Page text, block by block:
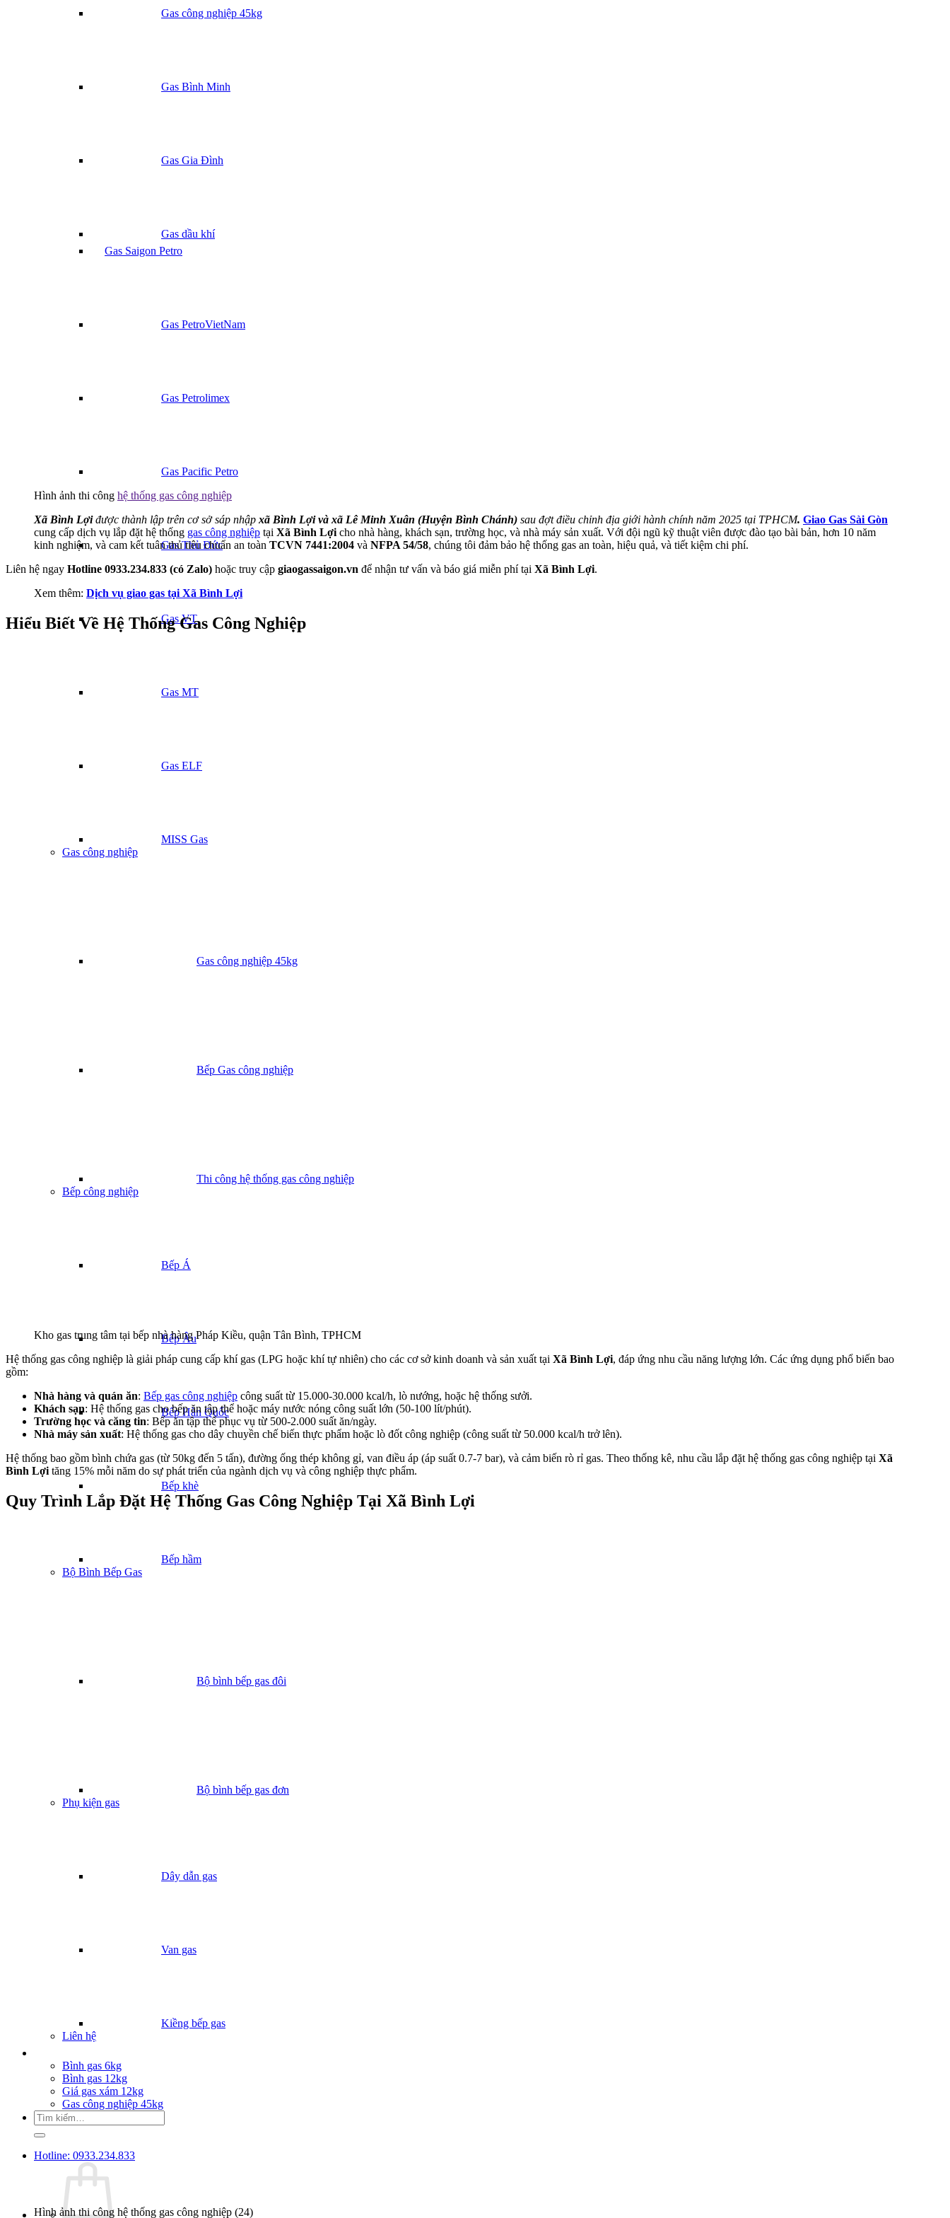
Gas công nghiệp 45kg
Gas Bình Minh
Gas Gia Đình
Gas dầu khí
Gas Saigon Petro
Gas PetroVietNam
Gas Petrolimex
Gas Pacific Petro
Gas Thủ Đức
Gas VT
Gas MT
Gas ELF
MISS Gas
Gas công nghiệp
Gas công nghiệp 45kg
Bếp Gas công nghiệp
Thi công hệ thống gas công nghiệp
Bếp công nghiệp
Bếp Á
Bếp Âu
Bếp Hàn Quốc
Bếp khè
Bếp hầm
Bộ Bình Bếp Gas
Bộ bình bếp gas đôi
Bộ bình bếp gas đơn
Phụ kiện gas
Dây dẫn gas
Van gas
Kiềng bếp gas
Liên hệ
Bình gas 6kg
Bình gas 12kg
Giá gas xám 12kg
Gas công nghiệp 45kg
Tìm
kiếm:
Hotline: 0933.234.833
Hình ảnh thi công hệ thống gas công nghiệp
Xã Bình Lợiđược thành lập trên cơ sở sáp nhập xã Bình Lợi và xã Lê Minh Xuân (Huyện Bình Chánh) sau đợt điều chỉnh địa giới hành chính năm 2025 tại TPHCM. Giao Gas Sài Gòn
cung cấp dịch vụ lắp đặt hệ thống gas công nghiệp tại Xã Bình Lợi cho nhà hàng, khách sạn, trường học, và nhà máy sản xuất. Với đội ngũ kỹ thuật viên được đào tạo bài bản, hơn 10 năm
kinh nghiệm, và cam kết tuân thủ tiêu chuẩn an toàn TCVN 7441:2004 và NFPA 54/58, chúng tôi đảm bảo hệ thống gas an toàn, hiệu quả, và tiết kiệm chi phí.
Liên hệ ngay Hotline 0933.234.833 (có Zalo) hoặc truy cập giaogassaigon.vn để nhận tư vấn và báo giá miễn phí tại Xã Bình Lợi.
Xem thêm: Dịch vụ giao gas tại Xã Bình Lợi
Hiểu Biết Về Hệ Thống Gas Công Nghiệp
Kho gas trung tâm tại bếp nhà hàng Pháp Kiều, quận Tân Bình, TPHCM
Hệ thống gas công nghiệp là giải pháp cung cấp khí gas (LPG hoặc khí tự nhiên) cho các cơ sở kinh doanh và sản xuất tại Xã Bình Lợi, đáp ứng nhu cầu năng lượng lớn. Các ứng dụng phổ biến bao
gồm:
Nhà hàng và quán ăn: Bếp gas công nghiệp công suất từ 15.000-30.000 kcal/h, lò nướng, hoặc hệ thống sưởi.
Khách sạn: Hệ thống gas cho bếp ăn tập thể hoặc máy nước nóng công suất lớn (50-100 lít/phút).
Trường học và căng tin: Bếp ăn tập thể phục vụ từ 500-2.000 suất ăn/ngày.
Nhà máy sản xuất: Hệ thống gas cho dây chuyền chế biến thực phẩm hoặc lò đốt công nghiệp (công suất từ 50.000 kcal/h trở lên).
Hệ thống bao gồm bình chứa gas (từ 50kg đến 5 tấn), đường ống thép không gỉ, van điều áp (áp suất 0.7-7 bar), và cảm biến rò rỉ gas. Theo thống kê, nhu cầu lắp đặt hệ thống gas công nghiệp tại Xã
Bình Lợi tăng 15% mỗi năm do sự phát triển của ngành dịch vụ và công nghiệp thực phẩm.
Quy Trình Lắp Đặt Hệ Thống Gas Công Nghiệp Tại Xã Bình Lợi
Hình ảnh thi công hệ thống gas công nghiệp (24)